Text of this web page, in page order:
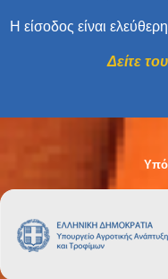
Η είσοδος είναι
Δείτε
Υπό